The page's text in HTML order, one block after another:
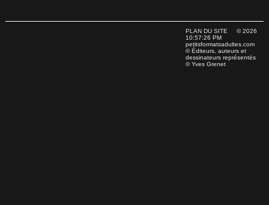
PLAN DU SITE © 2026
10:57:26 PM
petitsformatsadultes.com
© Éditeurs, auteurs et
dessinateurs représentés
© Yves Grenet